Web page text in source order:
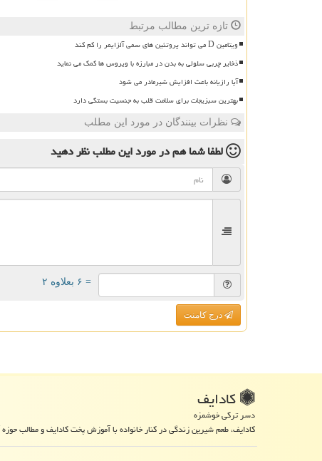
تازه ترین مطالب مرتبط
ویتامین D می تواند پروتئین های سمی آلزایمر را کم کند
ذخایر چربی سلولی به بدن در مبارزه با ویروس ها کمک می نماید
آیا رازیانه باعث افزایش شیرمادر می شود
بهترین سبزیجات برای سلامت قلب به جنسیت بستگی دارد
نظرات بینندگان در مورد این مطلب
لطفا شما همدر مورد این مطلبنظر دهید
= ۶ بعلاوه ۲
درج کامنت
كادایف
دسر ترکی خوشمزه
کادایف، طعم شیرین زندگی در کنار خانواده با آموزش پخت کادایف و مطالب حوزه